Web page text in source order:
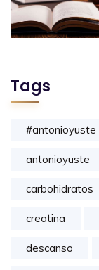
Tags
#antonioyuste
antonioyuste
carbohidratos
creatina
descanso